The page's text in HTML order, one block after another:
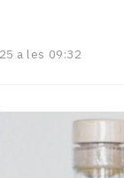
a les 09:32